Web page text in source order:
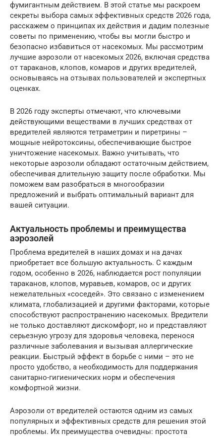
фумигантным действием. В этой статье мы раскроем
секреты выбора самых эффективных средств 2026 года,
расскажем о принципах их действия и дадим полезные
советы по применению, чтобы вы могли быстро и
безопасно избавиться от насекомых. Мы рассмотрим
лучшие аэрозоли от насекомых 2026, включая средства
от тараканов, клопов, комаров и других вредителей,
основываясь на отзывах пользователей и экспертных
оценках.
В 2026 году эксперты отмечают, что ключевыми
действующими веществами в лучших средствах от
вредителей являются тетраметрин и пиретрины –
мощные нейротоксины, обеспечивающие быстрое
уничтожение насекомых. Важно учитывать, что
некоторые аэрозоли обладают остаточным действием,
обеспечивая длительную защиту после обработки. Мы
поможем вам разобраться в многообразии
предложений и выбрать оптимальный вариант для
вашей ситуации.
Актуальность проблемы и преимущества
аэрозолей
Проблема вредителей в наших домах и на дачах
приобретает все большую актуальность. С каждым
годом, особенно в 2026, наблюдается рост популяции
тараканов, клопов, муравьев, комаров, ос и других
нежелательных «соседей». Это связано с изменением
климата, глобализацией и другими факторами, которые
способствуют распространению насекомых. Вредители
не только доставляют дискомфорт, но и представляют
серьезную угрозу для здоровья человека, перенося
различные заболевания и вызывая аллергические
реакции. Быстрый эффект в борьбе с ними – это не
просто удобство, а необходимость для поддержания
санитарно-гигиенических норм и обеспечения
комфортной жизни.
Аэрозоли от вредителей остаются одним из самых
популярных и эффективных средств для решения этой
проблемы. Их преимущества очевидны: простота